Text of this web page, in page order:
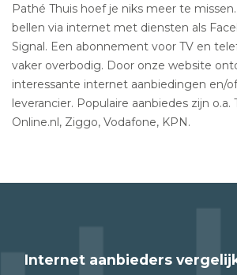
Pathé Thuis hoef je niks meer te
bellen via internet met diensten als
Signal. Een abonnement voor TV en
vaker overbodig. Door onze website
interessante internet aanbiedingen en/
leverancier. Populaire aanbiedes zijn o.a.
Online.nl, Ziggo, Vodafone, KPN.
Internet aanbieders